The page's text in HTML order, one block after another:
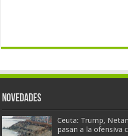
Novedades
Ceuta: Trump,
pasan a la ofensiva